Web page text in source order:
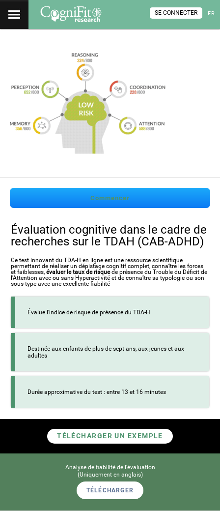
FR
SE CONNECTER
Commencer
Évaluation cognitive dans le cadre de
recherches sur le TDAH (CAB-ADHD)
Ce test innovant du TDA-H en ligne est une ressource scientifique
permettant de réaliser un dépistage cognitif complet, connaître les forces
et faiblesses,évaluer le taux de risquede présence du Trouble du Déficit de
l'Attention avec ou sans Hyperactivité et de connaître sa typologie ou son
sous-type avec une excellente fiabilité
Évalue l'indice de risque de présence du TDA-H
Destinée aux enfants de plus de sept ans, aux jeunes et aux
adultes
Durée approximative du test : entre 13 et 16 minutes
TÉLÉCHARGER UN EXEMPLE
Analyse de fiabilité de l'évaluation
(Uniquement en anglais)
TÉLÉCHARGER